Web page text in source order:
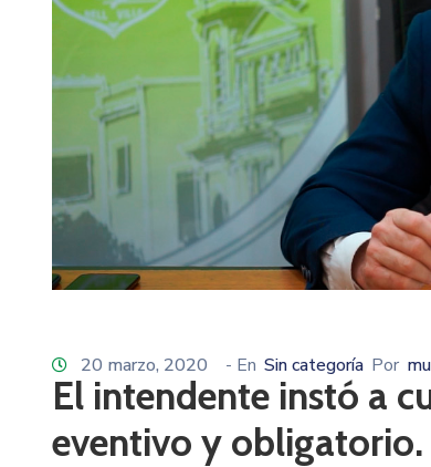
20 marzo, 2020 - En Sin categoría Por
El intendente instó a
eventivo y obligatorio.